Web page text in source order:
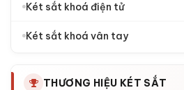
Két sắt khoá điện tử
Két sắt khoá vân tay
THƯƠNG HIỆU KÉT SẮT